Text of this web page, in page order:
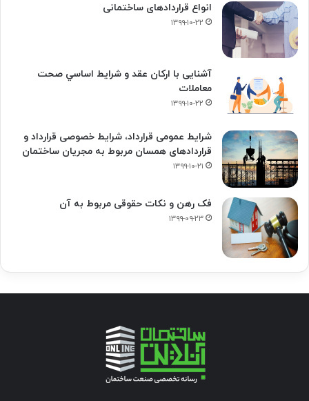
انواع قراردادهای ساختمانی
۱۳۹۹-۱۰-۲۲
آشنایی با ارکان عقد و شرايط اساسي صحت
معاملات
۱۳۹۹-۱۰-۲۲
شرایط عمومی قرارداد، شرایط خصوصی قرارداد و
قراردادهای همسان مربوط به مجریان ساختمان
۱۳۹۹-۱۰-۲۱
فک‌ رهن و نکات حقوقی مربوط به آن
۱۳۹۹-۰۹-۲۳